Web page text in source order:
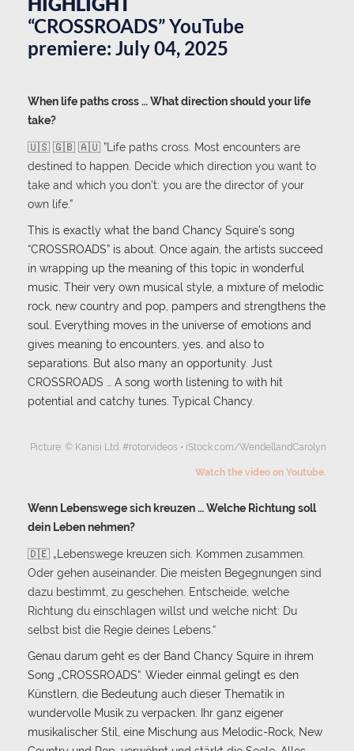
“CROSSROADS” YouTube
premiere: July 04, 2025
When life paths cross … What direction should your life
take?
🇺🇸 🇬🇧 🇦🇺 ”Life paths cross. Most encounters are
destined to happen. Decide which direction you want to
take and which you don’t: you are the director of your
own life.”
This is exactly what the band Chancy Squire’s song
“CROSSROADS” is about. Once again, the artists succeed
in wrapping up the meaning of this topic in wonderful
music. Their very own musical style, a mixture of melodic
rock, new country and pop, pampers and strengthens the
soul. Everything moves in the universe of emotions and
gives meaning to encounters, yes, and also to
separations. But also many an opportunity. Just
CROSSROADS … A song worth listening to with hit
potential and catchy tunes. Typical Chancy.
Picture: © Kanisi Ltd. #rotorvideos • iStock.com/WendellandCarolyn
Watch the video on Youtube.
Wenn Lebenswege sich kreuzen … Welche Richtung soll
dein Leben nehmen?
🇩🇪 „Lebenswege kreuzen sich. Kommen zusammen.
Oder gehen auseinander. Die meisten Begegnungen sind
dazu bestimmt, zu geschehen. Entscheide, welche
Richtung du einschlagen willst und welche nicht: Du
selbst bist die Regie deines Lebens.“
Genau darum geht es der Band Chancy Squire in ihrem
Song „CROSSROADS“. Wieder einmal gelingt es den
Künstlern, die Bedeutung auch dieser Thematik in
wundervolle Musik zu verpacken. Ihr ganz eigener
musikalischer Stil, eine Mischung aus Melodic-Rock, New